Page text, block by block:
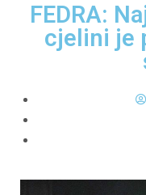
FEDRA:
cjelini je